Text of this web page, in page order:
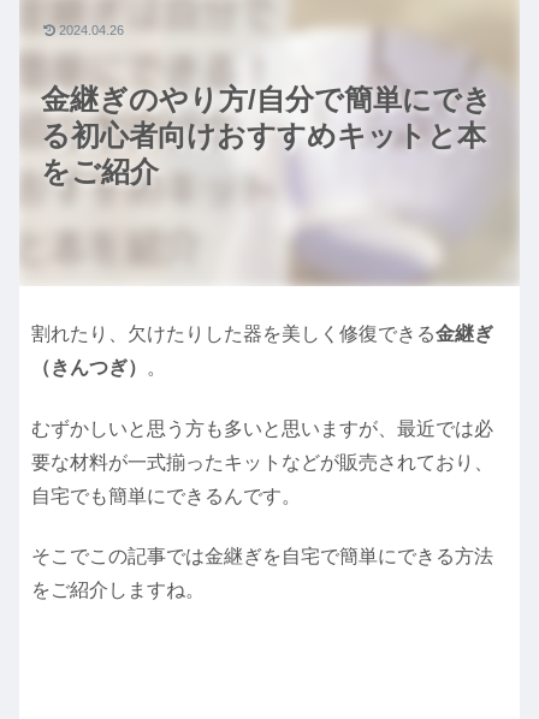
金継ぎのやり方/自分で簡単にでき
る初心者向けおすすめキットと本
をご紹介
2024.04.26
割れたり、欠けたりした器を美しく修復できる金継ぎ
（きんつぎ）
。
むずかしいと思う方も多いと思いますが、最近では必
要な材料が一式揃ったキットなどが販売されており、
自宅でも簡単にできるんです。
そこでこの記事では金継ぎを自宅で簡単にできる方法
をご紹介しますね。